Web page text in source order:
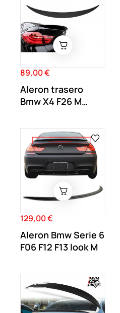
Precio
89,00 €
Aleron trasero
Bmw X4 F26 M
Negro...
Precio
129,00 €
Aleron Bmw Serie 6
F06 F12 F13 look M